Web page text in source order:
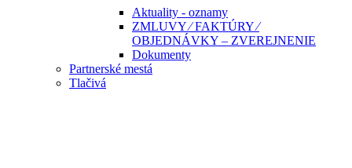
Aktuality - oznamy
ZMLUVY ⁄ FAKTÚRY ⁄
OBJEDNÁVKY – ZVEREJNENIE
Dokumenty
Partnerské mestá
Tlačivá